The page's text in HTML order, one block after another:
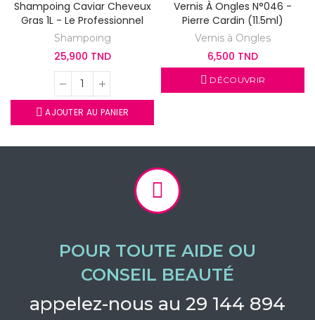
Shampoing Caviar Cheveux
Gras 1L - Le Professionnel
Shampoing
25,900 TND
AJOUTER AU PANIER
Vernis À Ongles N°046 -
Pierre Cardin (11.5ml)
Vernis à Ongles
6,500 TND
DÉCOUVRIR
POUR TOUTE AIDE OU
CONSEIL BEAUTÉ
appelez-nous au 29 144 894